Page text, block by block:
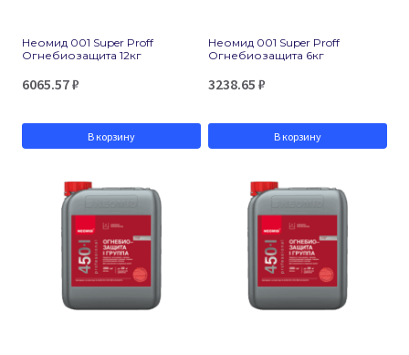
Неомид 001 Super Proff
Огнебиозащита 12кг
6065.57₽
В корзину
Неомид 001 Super Proff
Огнебиозащита 6кг
3238.65 ₽
В корзину